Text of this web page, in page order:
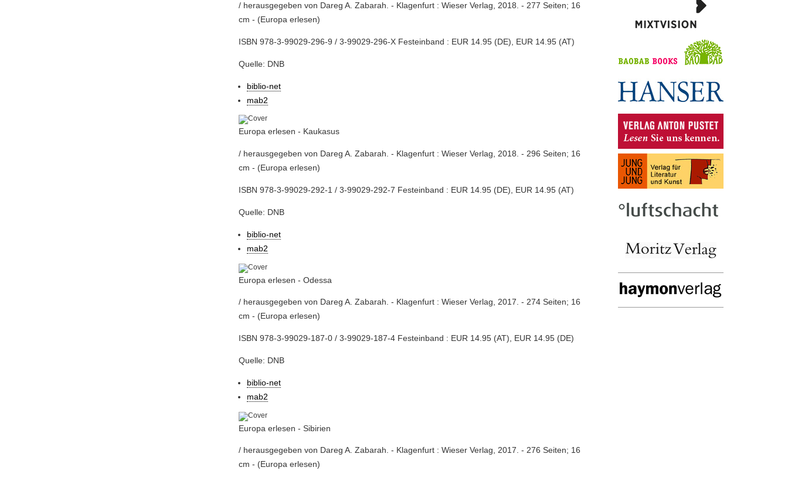
/ herausgegeben von Dareg A. Zabarah. - Klagenfurt : Wieser Verlag, 2018. - 277 Seiten; 16
cm - (Europa erlesen)
ISBN 978-3-99029-296-9 / 3-99029-296-X Festeinband : EUR 14.95 (DE), EUR 14.95 (AT)
Quelle: DNB
biblio-net
mab2
Europa erlesen - Kaukasus
/ herausgegeben von Dareg A. Zabarah. - Klagenfurt : Wieser Verlag, 2018. - 296 Seiten; 16
cm - (Europa erlesen)
ISBN 978-3-99029-292-1 / 3-99029-292-7 Festeinband : EUR 14.95 (DE), EUR 14.95 (AT)
Quelle: DNB
biblio-net
mab2
Europa erlesen - Odessa
/ herausgegeben von Dareg A. Zabarah. - Klagenfurt : Wieser Verlag, 2017. - 274 Seiten; 16
cm - (Europa erlesen)
ISBN 978-3-99029-187-0 / 3-99029-187-4 Festeinband : EUR 14.95 (AT), EUR 14.95 (DE)
Quelle: DNB
biblio-net
mab2
Europa erlesen - Sibirien
/ herausgegeben von Dareg A. Zabarah. - Klagenfurt : Wieser Verlag, 2017. - 276 Seiten; 16
cm - (Europa erlesen)